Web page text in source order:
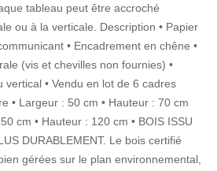
tableau peut être accroché
ou à la verticale. Description • Papier
• Encadrement en chêne •
(vis et chevilles non fournies) •
vertical • Vendu en lot de 6 cadres
• Largeur : 50 cm • Hauteur : 70 cm
cm • Hauteur : 120 cm • BOIS ISSU
DURABLEMENT. Le bois certifié
gérées sur le plan environnemental,